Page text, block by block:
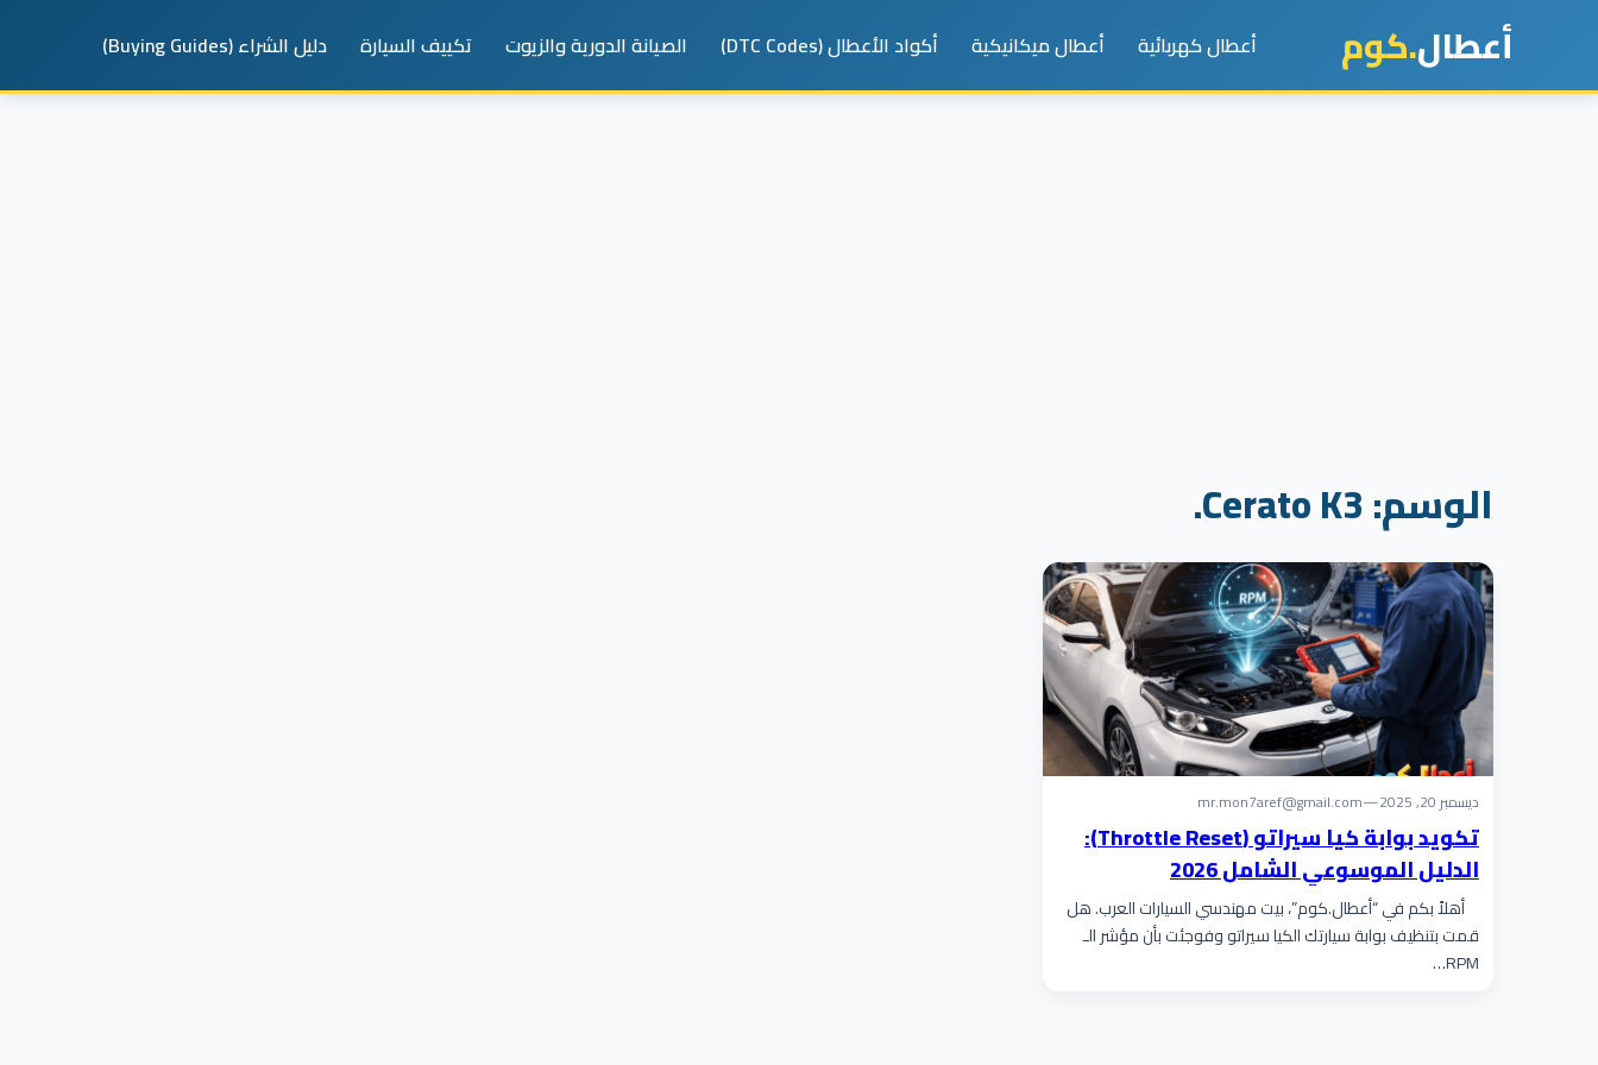
أعطال.كوم أعطال كهربائية أعطال ميكانيكية أكواد الأعطال (DTC Codes) الصيانة الدورية والزيوت تكييف السيارة دليل الشراء (Buying Guides)
الوسم:Cerato K3.
ديسمبر 20, 2025 —
mr.mon7aref@gmail.com
تكويد بوابة كيا سيراتو (Throttle Reset):
الدليل الموسوعي الشامل 2026
أهلاً بكم في “أعطال.كوم”، بيت مهندسي السيارات العرب. هل
قمت بتنظيف بوابة سيارتك الكيا سيراتو وفوجئت بأن مؤشر الـ
RPM…